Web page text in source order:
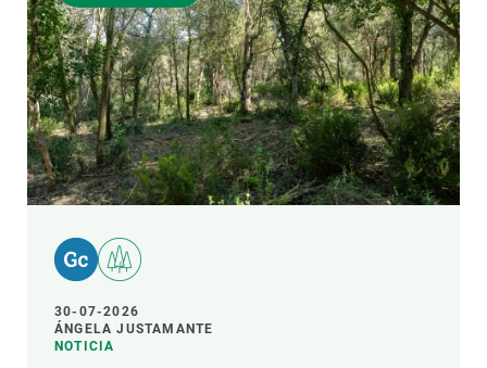
30-07-2026
ÁNGELA JUSTAMANTE
NOTICIA